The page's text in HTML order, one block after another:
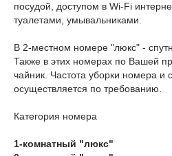
посудой, доступом в Wi-Fi
туалетами, умывальниками.
В 2-местном номере "люкс" -
Также в этих номерах по Вашей
чайник. Частота уборки номера и
осуществляется по требованию.
Категория номера
1-комнатный "люкс"